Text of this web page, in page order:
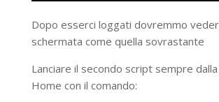
Dopo esserci loggati dovremmo
schermata come quella sovrastante
Lanciare il secondo script sempre
Home con il comando: